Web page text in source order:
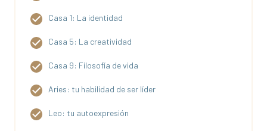
Casa 1: La identidad
Casa 5: La creatividad
Casa 9: Filosofía de vida
Aries: tu habilidad de ser líder
Leo: tu autoexpresión